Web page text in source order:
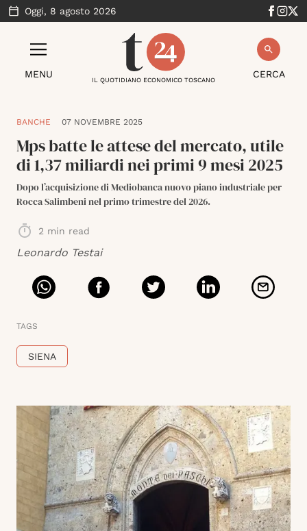
Oggi, 8 agosto 2026
MENU CERCA
IL QUOTIDIANO ECONOMICO TOSCANO
BANCHE 07 NOVEMBRE 2025
Mps batte le attese del mercato, utile
di 1,37 miliardi nei primi 9 mesi 2025
Dopo l’acquisizione di Mediobanca nuovo piano industriale per
Rocca Salimbeni nel primo trimestre del 2026.
2 min read
Leonardo Testai
TAGS
SIENA